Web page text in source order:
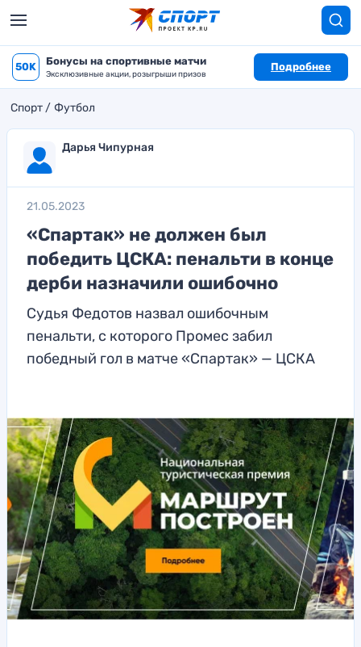
50K Бонусы на спортивные матчи
Эксклюзивные акции, розыгрыши призов
Подробнее
Спорт Футбол
Дарья Чипурная
21.05.2023
«Спартак» не должен был
победить ЦСКА: пенальти в конце
дерби назначили ошибочно
Судья Федотов назвал ошибочным
пенальти, с которого Промес забил
победный гол в матче «Спартак» — ЦСКА